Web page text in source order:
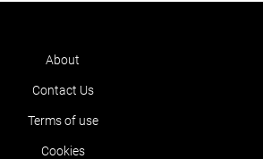
About
Contact Us
Terms of use
Cookies